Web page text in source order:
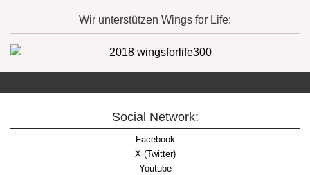
Wir unterstützen Wings for Life:
Social Network:
Facebook
X (Twitter)
Youtube